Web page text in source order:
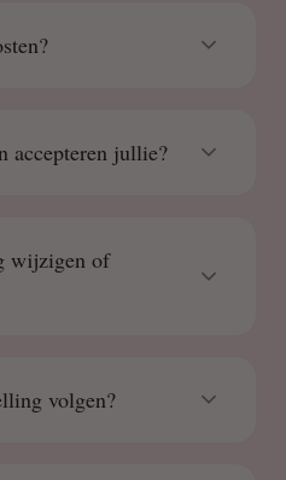
accepteren jullie?
wijzigen of
volgen?